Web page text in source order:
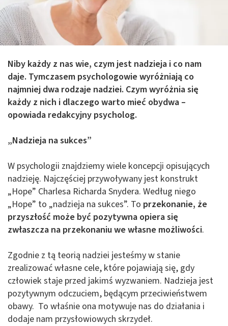
Niby każdy z nas wie, czym jest nadzieja i co nam
daje. Tymczasem psychologowie wyróżniają co
najmniej dwa rodzaje nadziei. Czym wyróżnia się
każdy z nich i dlaczego warto mieć obydwa –
opowiada redakcyjny psycholog.
„Nadzieja na sukces”
W psychologii znajdziemy wiele koncepcji opisujących
nadzieję. Najczęściej przywoływany jest konstrukt
„Hope” Charlesa Richarda Snydera. Według niego
„Hope” to „nadzieja na sukces”. To przekonanie, że
przyszłość może być pozytywna opiera się
zwłaszcza na przekonaniu we własne możliwości.
Zgodnie z tą teorią nadziei jesteśmy w stanie
zrealizować własne cele, które pojawiają się, gdy
człowiek staje przed jakimś wyzwaniem. Nadzieja jest
pozytywnym odczuciem, będącym przeciwieństwem
obawy. To właśnie ona motywuje nas do działania i
dodaje nam przysłowiowych skrzydeł.